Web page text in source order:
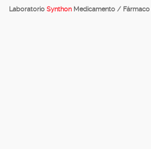
Laboratorio Synthon Medicamento / Fármaco